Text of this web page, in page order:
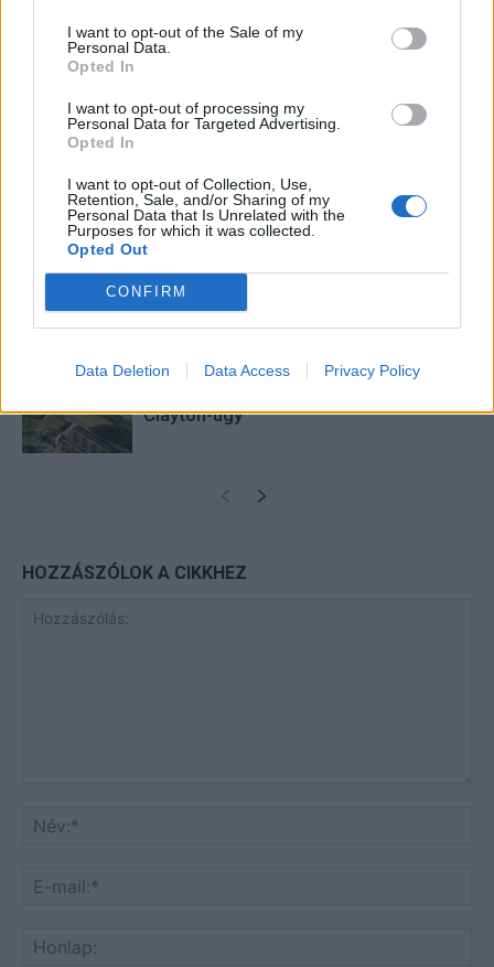
I want to opt-out of the Sale of my
Personal Data.
Opted In
I want to opt-out of processing my
Personal Data for Targeted Advertising.
Opted In
I want to opt-out of Collection, Use,
Retention, Sale, and/or Sharing of my
Personal Data that Is Unrelated with the
Purposes for which it was collected.
Opted Out
CONFIRM
Data Deletion Data Access Privacy Policy
KAPCSOLÓDÓ CIKKEK TÖBB A SZERZŐTŐL
Minka 14. rész
Minka 13. rész
Clayton-ügy
HOZZÁSZÓLOK A CIKKHEZ